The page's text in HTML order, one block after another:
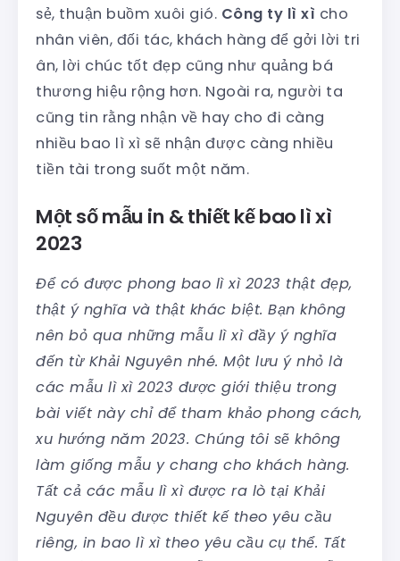
sẻ, thuận buồm xuôi gió. Công ty lì xì cho
nhân viên, đối tác, khách hàng để gởi lời tri
ân, lời chúc tốt đẹp cũng như quảng bá
thương hiệu rộng hơn. Ngoài ra, người ta
cũng tin rằng nhận về hay cho đi càng
nhiều bao lì xì sẽ nhận được càng nhiều
tiền tài trong suốt một năm.
Một số mẫu in & thiết kế bao lì xì
2023
Để có được phong bao lì xì 2023 thật đẹp,
thật ý nghĩa và thật khác biệt. Bạn không
nên bỏ qua những mẫu lì xì đầy ý nghĩa
đến từ Khải Nguyên nhé. Một lưu ý nhỏ là
các mẫu lì xì 2023 được giới thiệu trong
bài viết này chỉ để tham khảo phong cách,
xu hướng năm 2023. Chúng tôi sẽ không
làm giống mẫu y chang cho khách hàng.
Tất cả các mẫu lì xì được ra lò tại Khải
Nguyên đều được thiết kế theo yêu cầu
riêng, in bao lì xì theo yêu cầu cụ thể. Tất